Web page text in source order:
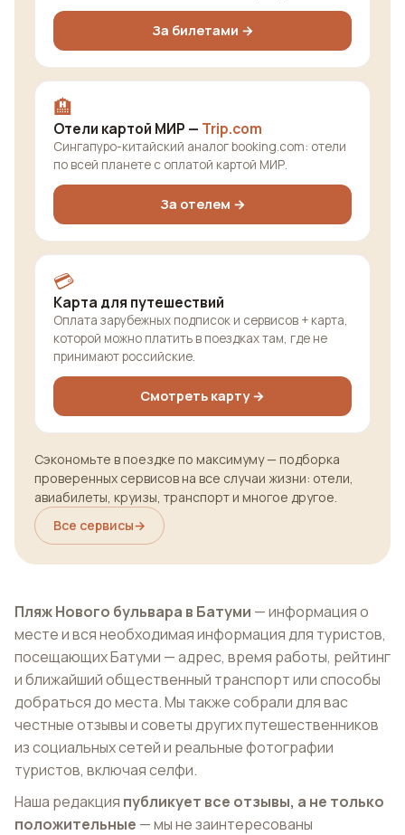
За билетами →
🏨
Отели картой МИР — Trip.com
Сингапуро-китайский аналог booking.com: отели
по всей планете с оплатой картой МИР.
За отелем →
💳
Карта для путешествий
Оплата зарубежных подписок и сервисов + карта,
которой можно платить в поездках там, где не
принимают российские.
Смотреть карту →
Сэкономьте в поездке по максимуму — подборка
проверенных сервисов на все случаи жизни: отели,
авиабилеты, круизы, транспорт и многое другое.
Все сервисы→
Пляж Нового бульвара в Батуми — информация о
месте и вся необходимая информация для туристов,
посещающих Батуми — адрес, время работы, рейтинг
и ближайший общественный транспорт или способы
добраться до места. Мы также собрали для вас
честные отзывы и советы других путешественников
из социальных сетей и реальные фотографии
туристов, включая селфи.
Наша редакция публикует все отзывы, а не только
положительные — мы не заинтересованы